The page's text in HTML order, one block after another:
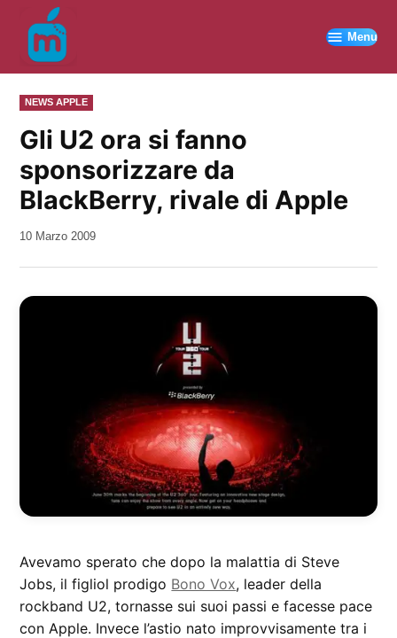
contenuto
Menu
PUBBLICATO
IN
NEWS APPLE
Gli U2 ora si fanno
sponsorizzare da
BlackBerry, rivale di Apple
da
10 Marzo 2009
Avevamo sperato che dopo la malattia di Steve
Jobs, il figliol prodigo Bono Vox, leader della
rockband U2, tornasse sui suoi passi e facesse pace
con Apple. Invece l’astio nato improvvisamente tra i